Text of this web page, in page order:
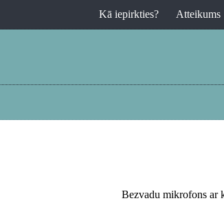
Kā iepirkties? Atteikums
Bezvadu mikrofons ar